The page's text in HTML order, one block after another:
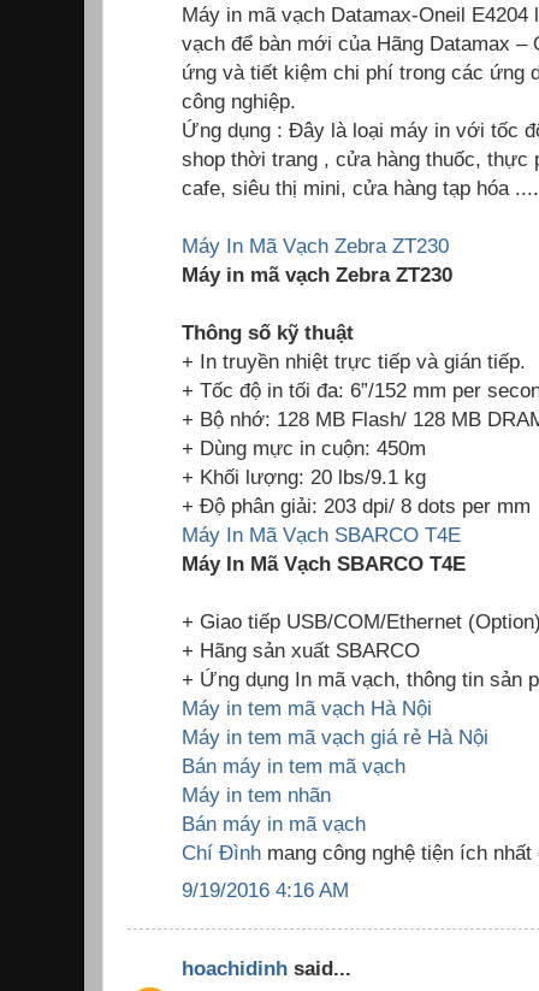
Máy in mã vạch Datamax-Oneil E4204
vạch để bàn mới của Hãng Datamax –
ứng và tiết kiệm chi phí trong các ứng
công nghiệp.
Ứng dụng : Đây là loại máy in với tốc
shop thời trang , cửa hàng thuốc, thực
cafe, siêu thị mini, cửa hàng tạp hóa ....
Máy In Mã Vạch Zebra ZT230
Máy in mã vạch Zebra ZT230
Thông số kỹ thuật
+ In truyền nhiệt trực tiếp và gián tiếp.
+ Tốc độ in tối đa: 6”/152 mm per
+ Bộ nhớ: 128 MB Flash/ 128 MB
+ Dùng mực in cuộn: 450m
+ Khối lượng: 20 lbs/9.1 kg
+ Độ phân giải: 203 dpi/ 8 dots per mm
Máy In Mã Vạch SBARCO T4E
Máy In Mã Vạch SBARCO T4E
+ Giao tiếp USB/COM/Ethernet
+ Hãng sản xuất SBARCO
+ Ứng dụng In mã vạch, thông tin sản
Máy in tem mã vạch Hà Nội
Máy in tem mã vạch giá rẻ Hà Nội
Bán máy in tem mã vạch
Máy in tem nhãn
Bán máy in mã vạch
Chí Đình mang công nghệ tiện ích nhất
9/19/2016 4:16 AM
hoachidinh said...